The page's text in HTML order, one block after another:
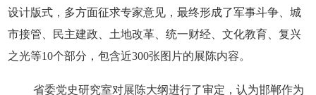
设计版式，多方面征求专家意见，最终形成了军事斗争、城
市接管、民主建政、土地改革、统一财经、文化教育、复兴
之光等10个部分，包含近300张图片的展陈内容。
省委党史研究室对展陈大纲进行了审定，认为邯郸作为